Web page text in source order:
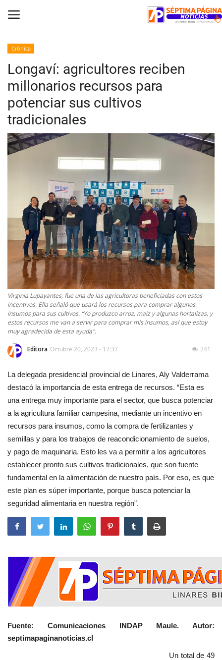
Inicio
Crónica
Policial
Tribunales
Política
Espectáculos
Crónica
Longaví: agricultores reciben
millonarios recursos para
potenciar sus cultivos
tradicionales
Virginia Lupayantes, fue una de las agricultoras beneficiadas con estos
incentivos. Ella señaló que usará los recursos para comprar algunos
insumos para sus cultivos. “Yo produzco arroz, maíz y algunas hortalizas, y
estos recursos me van a servir para comprar mis insumos, así que estoy
muy agradecida de esta ayuda".
Editora Octubre 20, 2023 - 17:37 241
La delegada presidencial provincial de Linares, Aly Valderrama
destacó la importancia de esta entrega de recursos. “Esta es
una entrega muy importante para el sector, que busca potenciar
a la agricultura familiar campesina, mediante un incentivo en
recursos para insumos, como la compra de fertilizantes y
semillas y para los trabajos de reacondicionamiento de suelos,
y pago de maquinaria. Esto les va a permitir a los agricultores
establecer pronto sus cultivos tradicionales, que son fuente
fundamental en la alimentación de nuestro país. Por eso, es que
este plan es súper importante, porque busca potenciar la
seguridad alimentaria en nuestra región”.
Fuente: Comunicaciones INDAP Maule. Autor:
septimapaginanoticias.cl
Un total de 49